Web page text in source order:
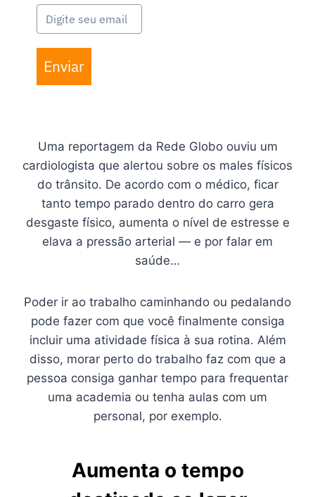
Enviar
Uma reportagem da Rede Globo ouviu um
cardiologista que alertou sobre os males físicos
do trânsito. De acordo com o médico, ficar
tanto tempo parado dentro do carro gera
desgaste físico, aumenta o nível de estresse e
elava a pressão arterial — e por falar em
saúde…
Poder ir ao trabalho caminhando ou pedalando
pode fazer com que você finalmente consiga
incluir uma atividade física à sua rotina. Além
disso, morar perto do trabalho faz com que a
pessoa consiga ganhar tempo para frequentar
uma academia ou tenha aulas com um
personal, por exemplo.
Aumenta o tempo